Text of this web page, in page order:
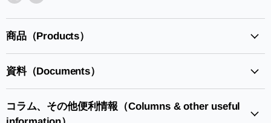
見
つ
く
い
見
つ
く
い
商品（Products）
資料（Documents）
コラム、その他便利情報（Columns & other useful